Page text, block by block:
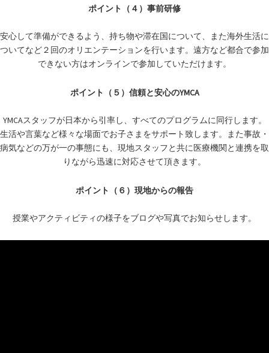
ポイント（４）事前研修
安心して準備ができるよう、持ち物や滞在国について、また海外生活に
ついてなど２回のオリエンテーションを行います。遠方など都合で参加
できない方はオンラインで参加していただけます。
ポイント（５）信頼と安心のYMCA
YMCAスタッフが日本から引率し、すべてのプログラムに同行します。
生活や言葉など様々な場面でお子さまをサポート致します。また事故・
病気などの万が一の事態にも、現地スタッフと共に医療機関と連携を取
りながら迅速に対応させて頂きます。
ポイント（６）現地からの報告
授業やアクティビティの様子をブログや写真でお知らせします。